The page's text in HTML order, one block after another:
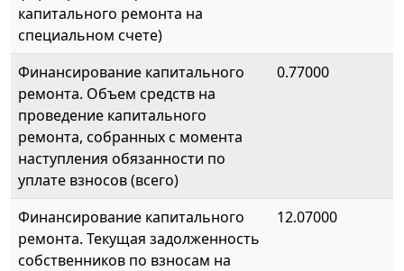
капитального ремонта на
специальном счете)
Финансирование капитального
ремонта. Объем средств на
проведение капитального
ремонта, собранных с момента
наступления обязанности по
уплате взносов (всего)
0.77000
Финансирование капитального
ремонта. Текущая задолженность
собственников по взносам на
12.07000